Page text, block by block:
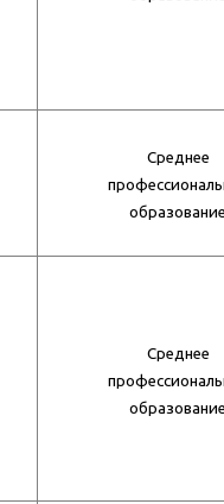
Среднее
Среднее